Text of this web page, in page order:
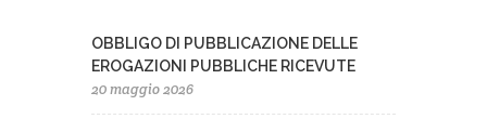
OBBLIGO DI PUBBLICAZIONE DELLE
EROGAZIONI PUBBLICHE RICEVUTE
20 maggio 2026